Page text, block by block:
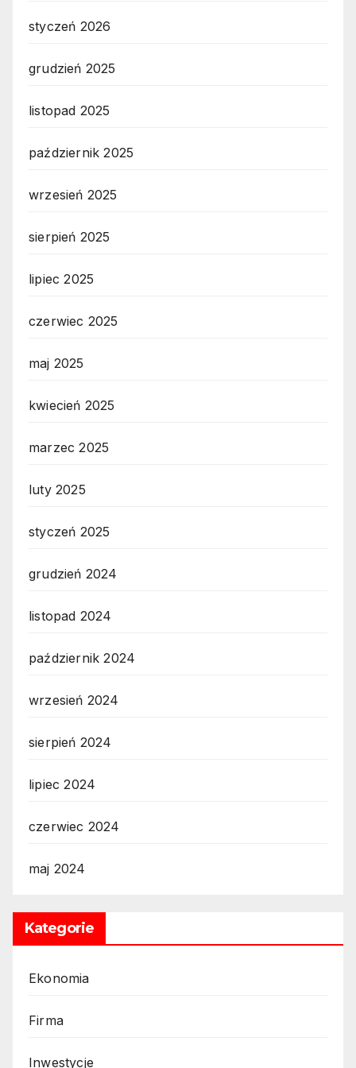
styczeń 2026
grudzień 2025
listopad 2025
październik 2025
wrzesień 2025
sierpień 2025
lipiec 2025
czerwiec 2025
maj 2025
kwiecień 2025
marzec 2025
luty 2025
styczeń 2025
grudzień 2024
listopad 2024
październik 2024
wrzesień 2024
sierpień 2024
lipiec 2024
czerwiec 2024
maj 2024
Kategorie
Ekonomia
Firma
Inwestycje